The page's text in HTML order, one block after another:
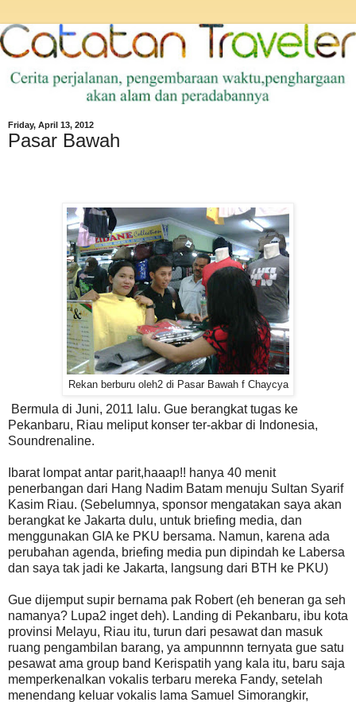
Friday, April 13, 2012
Pasar Bawah
Rekan berburu oleh2 di Pasar Bawah f Chaycya
Bermula di Juni, 2011 lalu. Gue berangkat tugas ke
Pekanbaru, Riau meliput konser ter-akbar di Indonesia,
Soundrenaline.
Ibarat lompat antar parit,haaap!! hanya 40 menit
penerbangan dari Hang Nadim Batam menuju Sultan Syarif
Kasim Riau. (Sebelumnya, sponsor mengatakan saya akan
berangkat ke Jakarta dulu, untuk briefing media, dan
menggunakan GIA ke PKU bersama. Namun, karena ada
perubahan agenda, briefing media pun dipindah ke Labersa
dan saya tak jadi ke Jakarta, langsung dari BTH ke PKU)
Gue dijemput supir bernama pak Robert (eh beneran ga seh
namanya? Lupa2 inget deh). Landing di Pekanbaru, ibu kota
provinsi Melayu, Riau itu, turun dari pesawat dan masuk
ruang pengambilan barang, ya ampunnnn ternyata gue satu
pesawat ama group band Kerispatih yang kala itu, baru saja
memperkenalkan vokalis terbaru mereka Fandy, setelah
menendang keluar vokalis lama Samuel Simorangkir,